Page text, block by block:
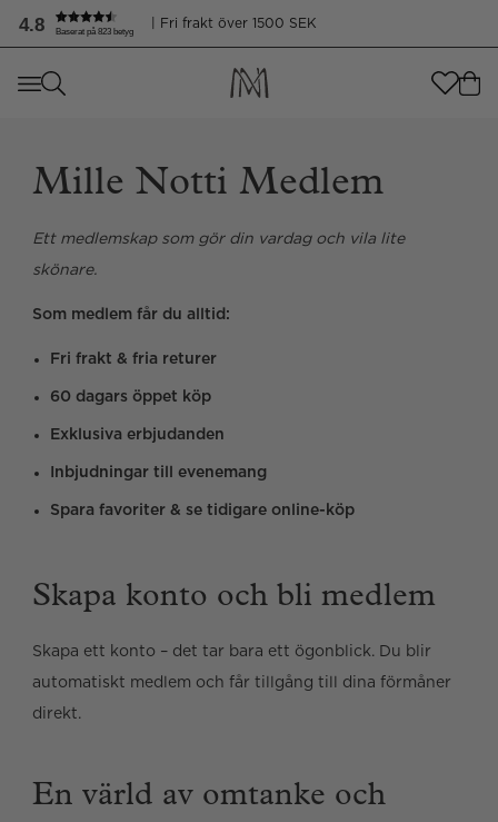
4.8 Baserat på 823 betyg
| Fri frakt över 1500 SEK
Var handlar du ifrån
SEND TO
United States (SEK)
Var handlar du ifrån?
United States (SEK )
LANGUAGE
Läs våra villkor och bestämmelser
Mille Notti Medlem
Ett medlemskap som gör din vardag och vila lite
skönare.
Som medlem får du alltid:
Fri frakt & fria returer
60 dagars öppet köp
Exklusiva erbjudanden
Inbjudningar till evenemang
Spara favoriter & se tidigare online-köp
Skapa konto och bli medlem
Skapa ett konto – det tar bara ett ögonblick. Du blir
automatiskt medlem och får tillgång till dina förmåner
direkt.
En värld av omtanke och